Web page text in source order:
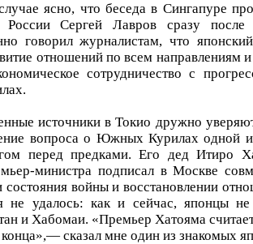
ясно, что беседа в Сингапуре
Сергей Лавров сразу после
говорил журналистам, что
отношений по всем направлениям
сотрудничество с
источники в Токио дружно
вопроса о Южных Курилах одной
перед предками. Его дед Итиро
министра подписал в Москве
войны и восстановлении
не удалось: как и сейчас, японцы не
и Хабомаи. «Премьер Хатояма
сказал мне один из знакомых